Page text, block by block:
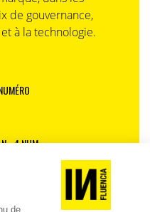
de gouvernance,
à la technologie.
- 4 NUM.
PRÉCÉDENTS